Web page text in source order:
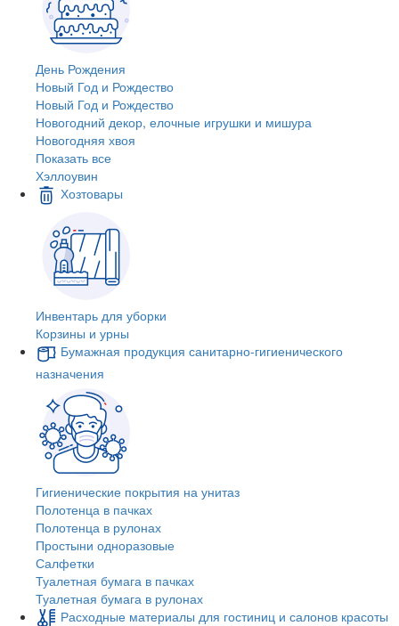
День Рождения
Новый Год и Рождество
Новый Год и Рождество
Новогодний декор, елочные игрушки и мишура
Новогодняя хвоя
Показать все
Хэллоувин
Хозтовары
Инвентарь для уборки
Корзины и урны
Бумажная продукция санитарно-гигиенического
назначения
Гигиенические покрытия на унитаз
Полотенца в пачках
Полотенца в рулонах
Простыни одноразовые
Салфетки
Туалетная бумага в пачках
Туалетная бумага в рулонах
Расходные материалы для гостиниц и салонов красоты